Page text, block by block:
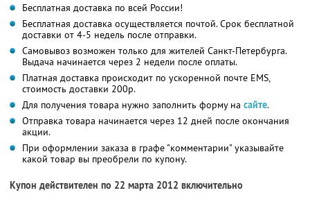
Бесплатная доставка по всей России!
Бесплатная доставка осуществляется почтой. Срок бесплатной
доставки от 4-5 недель после отправки.
Самовывоз возможен только для жителей Санкт-Петербурга.
Выдача начинается через 2 недели после оплаты.
Платная доставка происходит по ускоренной почте EMS,
стоимость доставки 200р.
Для получения товара нужно заполнить форму на сайте.
Отправка товара начинается через 12 дней после окончания
акции.
При оформлении заказа в графе "комментарии" указывайте
какой товар вы преобрели по купону.
Купон действителен по 22 марта 2012 включительно